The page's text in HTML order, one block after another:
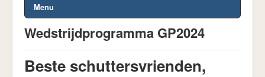
Wedstrijdprogramma GP2024
Menu
Wedstrijdprogramma GP2024
Beste schuttersvrienden,